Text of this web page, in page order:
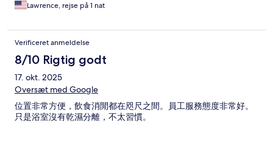
Lawrence, rejse på 1 nat
Verificeret anmeldelse
8/10 Rigtig godt
17. okt. 2025
Oversæt med Google
位置非常方便，飲食消閒都在咫尺之間。員工服務態度非常好。
只是浴室沒有乾濕分離，不太習慣。